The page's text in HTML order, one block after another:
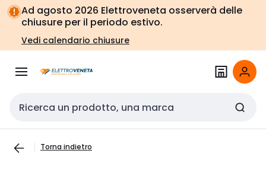
Vai alla
navigazione
Vai
alla
pagina
Ad agosto 2026 Elettroveneta osserverà delle
chiusure per il periodo estivo.
Vedi calendario chiusure
Cerca input
Torna indietro